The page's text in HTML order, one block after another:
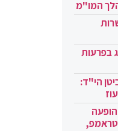
המו"מ
בפרעות
הי"ד:
טראמפ,